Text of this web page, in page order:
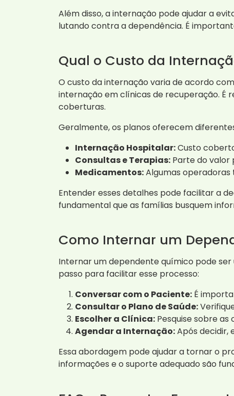
Além disso, a internação pode ajudar a
lutando contra a dependência. É
Qual o Custo da
O custo da internação varia de acordo
internação em clínicas de recuperação. É
coberturas.
Geralmente, os planos oferecem
Internação Hospitalar:Custo
Consultas e Terapias: Parte do valor
Medicamentos:Algumas
Entender esses detalhes pode facilitar a
fundamental que as famílias busquem
Como Internar um
Internar um dependente químico pode
passo para facilitar esse processo:
Conversar com o Paciente: É
Consultar o Plano de Saúde:
Escolher a Clínica: Pesquise sobre as
Agendar a Internação:Após decidir,
Essa abordagem pode ajudar a tornar o
informações e o suporte adequado são